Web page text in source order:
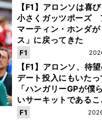
【F1】アロンソは喜
小さくガッツポーズ
マーティン・ホンダ
ス」に戻ってきた
【F1】アロンソ、待
デート投入にもいた
「ハンガリーGPが僕
いサーキットである
う」
F1
F1